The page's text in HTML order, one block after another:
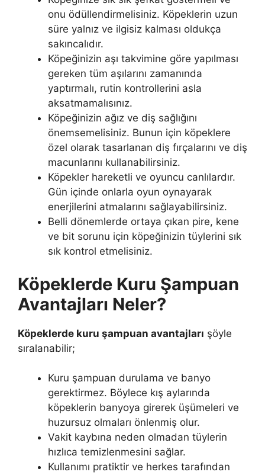
onu ödüllendirmelisiniz. Köpeklerin uzun
süre yalnız ve ilgisiz kalması oldukça
sakıncalıdır.
Köpeğinizin aşı takvimine göre yapılması
gereken tüm aşılarını zamanında
yaptırmalı, rutin kontrollerini asla
aksatmamalısınız.
Köpeğinizin ağız ve diş sağlığını
önemsemelisiniz. Bunun için köpeklere
özel olarak tasarlanan diş fırçalarını ve diş
macunlarını kullanabilirsiniz.
Köpekler hareketli ve oyuncu canlılardır.
Gün içinde onlarla oyun oynayarak
enerjilerini atmalarını sağlayabilirsiniz.
Belli dönemlerde ortaya çıkan pire, kene
ve bit sorunu için köpeğinizin tüylerini sık
sık kontrol etmelisiniz.
Köpeklerde Kuru Şampuan
Avantajları Neler?
Köpeklerde kuru şampuan avantajları şöyle
sıralanabilir;
Kuru şampuan durulama ve banyo
gerektirmez. Böylece kış aylarında
köpeklerin banyoya girerek üşümeleri ve
huzursuz olmaları önlenmiş olur.
Vakit kaybına neden olmadan tüylerin
hızlıca temizlenmesini sağlar.
Kullanımı pratiktir ve herkes tarafından